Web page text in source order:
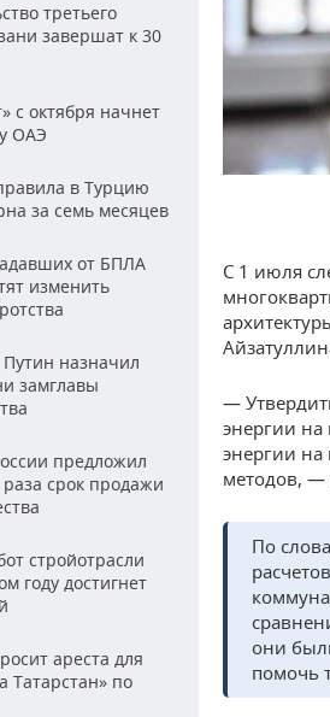
третьего
завершат к 30
с октября начнет
ОАЭ
в Турцию
за семь месяцев
от БПЛА
изменить
назначил
замглавы
предложил
раза срок продажи
стройотрасли
году достигнет
ареста для
Татарстан» по
С 1 июля
—
энергии на
энергии на
методов, —
По
они
помочь